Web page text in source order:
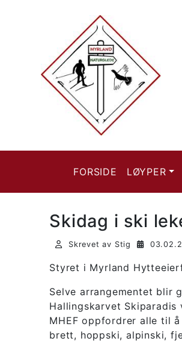
FORSIDE LØYPER
Skidag i ski
Skrevet av Stig
Styret i Myrland
Selve arrangementet blir
Hallingskarvet Skiparadis
MHEF oppfordrer alle til
brett, hoppski, alpinski,